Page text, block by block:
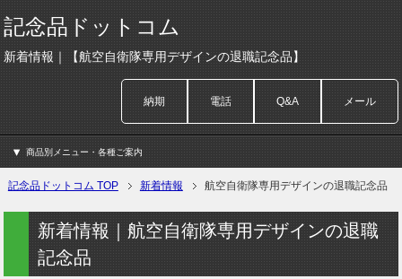
記念品ドットコム
新着情報｜【航空自衛隊専用デザインの退職記念品】
納期 電話 Q&A メール
商品別メニュー・各種ご案内
記念品ドットコム TOP 新着情報 航空自衛隊専用デザインの退職記念品
新着情報｜航空自衛隊専用デザインの退職
記念品